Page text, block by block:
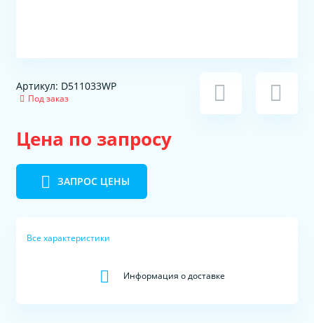
Артикул: D511033WP
Под заказ
Цена по запросу
ЗАПРОС ЦЕНЫ
Все характеристики
Информация о доставке